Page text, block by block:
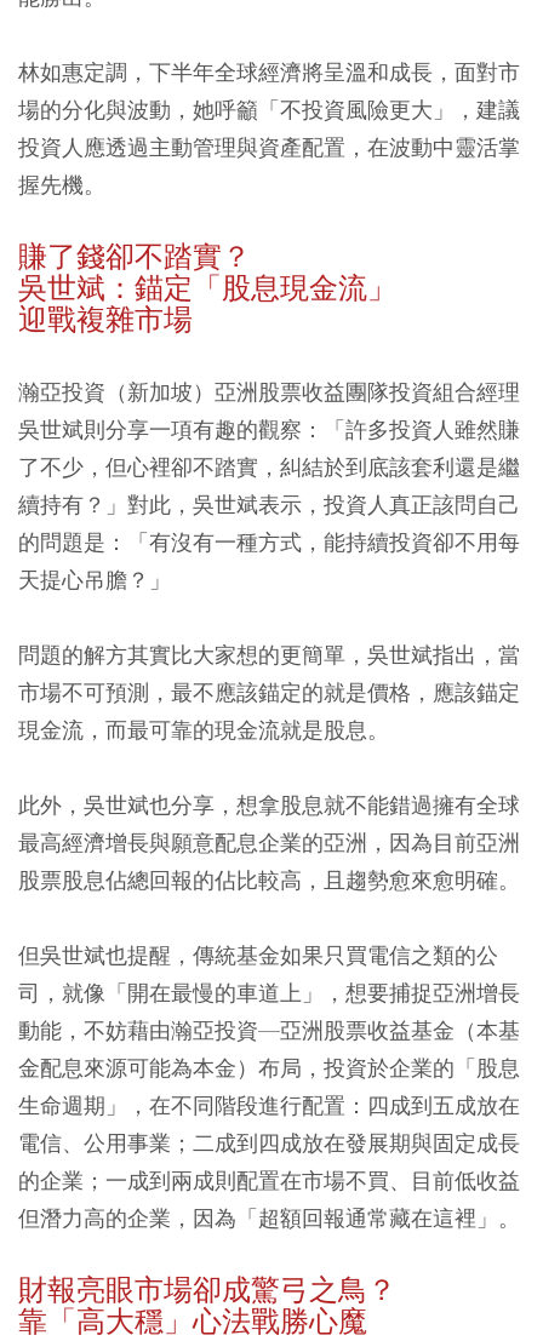
林如惠定調，下半年全球經濟將呈溫和成長，面對市
場的分化與波動，她呼籲「不投資風險更大」，建議
投資人應透過主動管理與資產配置，在波動中靈活掌
握先機。
賺了錢卻不踏實？
吳世斌：錨定「股息現金流」
迎戰複雜市場
瀚亞投資（新加坡）亞洲股票收益團隊投資組合經理
吳世斌則分享一項有趣的觀察：「許多投資人雖然賺
了不少，但心裡卻不踏實，糾結於到底該套利還是繼
續持有？」對此，吳世斌表示，投資人真正該問自己
的問題是：「有沒有一種方式，能持續投資卻不用每
天提心吊膽？」
問題的解方其實比大家想的更簡單，吳世斌指出，當
市場不可預測，最不應該錨定的就是價格，應該錨定
現金流，而最可靠的現金流就是股息。
此外，吳世斌也分享，想拿股息就不能錯過擁有全球
最高經濟增長與願意配息企業的亞洲，因為目前亞洲
股票股息佔總回報的佔比較高，且趨勢愈來愈明確。
但吳世斌也提醒，傳統基金如果只買電信之類的公
司，就像「開在最慢的車道上」，想要捕捉亞洲增長
動能，不妨藉由瀚亞投資—亞洲股票收益基金（本基
金配息來源可能為本金）布局，投資於企業的「股息
生命週期」，在不同階段進行配置：四成到五成放在
電信、公用事業；二成到四成放在發展期與固定成長
的企業；一成到兩成則配置在市場不買、目前低收益
但潛力高的企業，因為「超額回報通常藏在這裡」。
財報亮眼市場卻成驚弓之鳥？
靠「高大穩」心法戰勝心魔